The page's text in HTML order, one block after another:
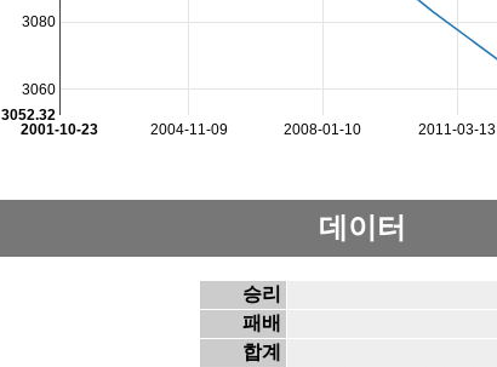
2004-11-09 2008-01-10 2011-03-13
2001-10-23
3060
3080
3052.32
데이터
승리
패배
합계